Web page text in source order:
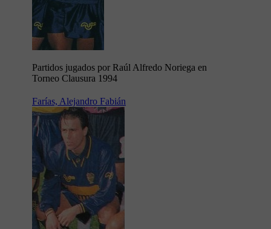
Partidos jugados por Raúl Alfredo Noriega en
Torneo Clausura 1994
Farías, Alejandro Fabián